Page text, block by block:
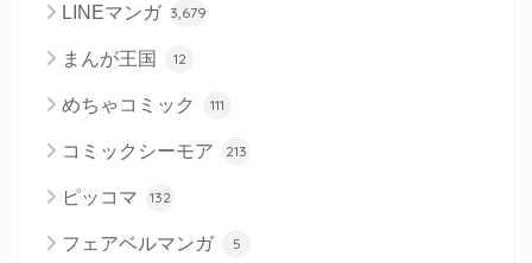
LINEマンガ 3,679
まんが王国 12
めちゃコミック 111
コミックシーモア 213
ピッコマ 132
フェアベルマンガ 5